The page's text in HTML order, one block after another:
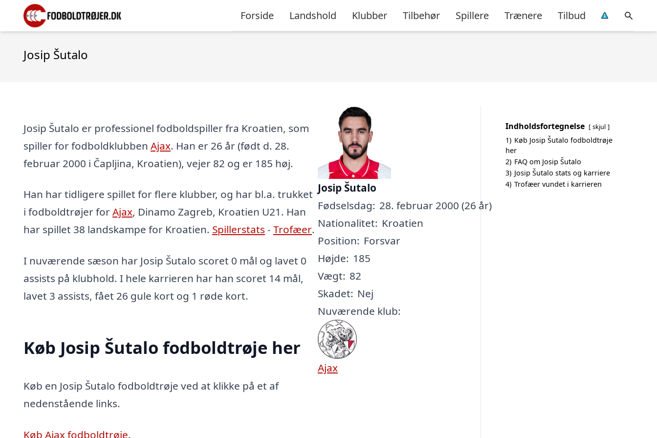
Forside Landshold Klubber Tilbehør Spillere Trænere Tilbud
Josip Šutalo
Josip Šutalo er professionel fodboldspiller fra Kroatien, som
spiller for fodboldklubben Ajax. Han er 26 år (født d. 28.
februar 2000 i Čapljina, Kroatien), vejer 82 og er 185 høj.
Han har tidligere spillet for flere klubber, og har bl.a. trukket
i fodboldtrøjer forAjax, Dinamo Zagreb, Kroatien U21. Han
har spillet 38 landskampe for Kroatien. Spillerstats - Trofæer.
I nuværende sæson har Josip Šutalo scoret 0 mål og lavet 0
assists på klubhold. I hele karrieren har han scoret 14 mål,
lavet 3 assists, fået 26 gule kort og 1 røde kort.
Køb Josip Šutalo fodboldtrøje her
Køb en Josip Šutalo fodboldtrøje ved at klikke på et af
nedenstående links.
Køb Ajax fodboldtrøje.
Josip Šutalo
Fødselsdag: 28. februar 2000 (26 år)
Nationalitet: Kroatien
Position: Forsvar
Højde: 185
Vægt: 82
Skadet: Nej
Nuværende klub:
Ajax
Indholdsfortegnelse skjul
1) Køb Josip Šutalo fodboldtrøje
her
2) FAQ om Josip Šutalo
3) Josip Šutalo stats og karriere
4) Trofæer vundet i karrieren